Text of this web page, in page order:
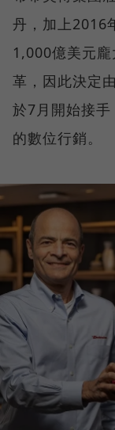
丹，加上2016
1,000億美元
革，因此決定
於7月開始接
的數位行銷。